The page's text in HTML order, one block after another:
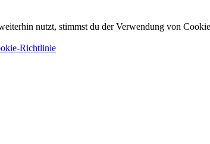
nutzt, stimmst du der Verwendung von
Richtlinie